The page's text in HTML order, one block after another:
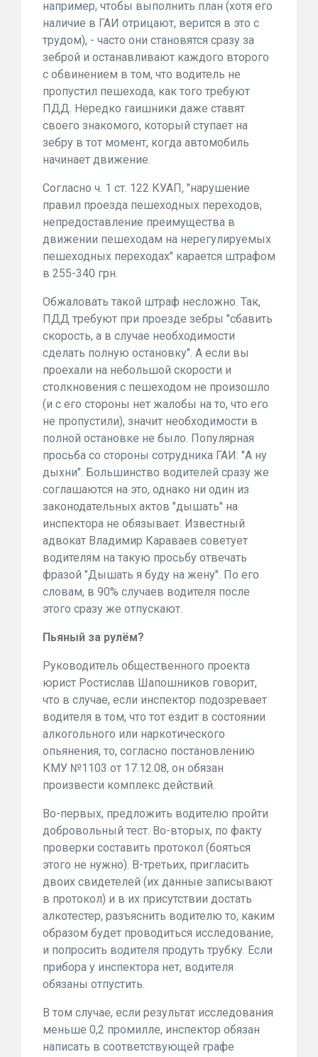
например, чтобы выполнить план (хотя его
наличие в ГАИ отрицают, верится в это с
трудом), - часто они становятся сразу за
зеброй и останавливают каждого второго
с обвинением в том, что водитель не
пропустил пешехода, как того требуют
ПДД. Нередко гаишники даже ставят
своего знакомого, который ступает на
зебру в тот момент, когда автомобиль
начинает движение.
Согласно ч. 1 ст. 122 КУАП, "нарушение
правил проезда пешеходных переходов,
непредоставление преимущества в
движении пешеходам на нерегулируемых
пешеходных переходах" карается штрафом
в 255-340 грн.
Обжаловать такой штраф несложно. Так,
ПДД требуют при проезде зебры "сбавить
скорость, а в случае необходимости
сделать полную остановку". А если вы
проехали на небольшой скорости и
столкновения с пешеходом не произошло
(и с его стороны нет жалобы на то, что его
не пропустили), значит необходимости в
полной остановке не было. Популярная
просьба со стороны сотрудника ГАИ: "А ну
дыхни". Большинство водителей сразу же
соглашаются на это, однако ни один из
законодательных актов "дышать" на
инспектора не обязывает. Известный
адвокат Владимир Караваев советует
водителям на такую просьбу отвечать
фразой "Дышать я буду на жену". По его
словам, в 90% случаев водителя после
этого сразу же отпускают.
Пьяный за рулём?
Руководитель общественного проекта
юрист Ростислав Шапошников говорит,
что в случае, если инспектор подозревает
водителя в том, что тот ездит в состоянии
алкогольного или наркотического
опьянения, то, согласно постановлению
КМУ №1103 от 17.12.08, он обязан
произвести комплекс действий.
Во-первых, предложить водителю пройти
добровольный тест. Во-вторых, по факту
проверки составить протокол (бояться
этого не нужно). В-третьих, пригласить
двоих свидетелей (их данные записывают
в протокол) и в их присутствии достать
алкотестер, разъяснить водителю то, каким
образом будет проводиться исследование,
и попросить водителя продуть трубку. Если
прибора у инспектора нет, водителя
обязаны отпустить.
В том случае, если результат исследования
меньше 0,2 промилле, инспектор обязан
написать в соответствующей графе